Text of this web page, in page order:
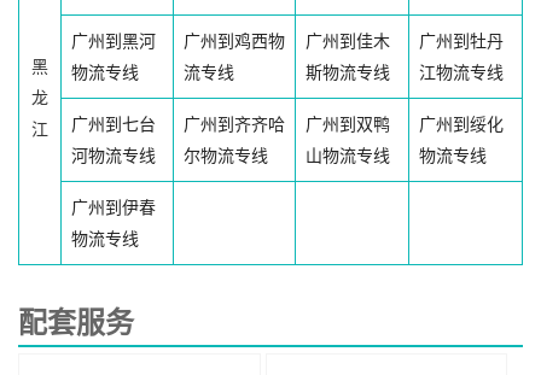
黑
龙
江
广州到黑河
物流专线
广州到鸡西物
流专线
广州到佳木
斯物流专线
广州到牡丹
江物流专线
广州到七台
河物流专线
广州到齐齐哈
尔物流专线
广州到双鸭
山物流专线
广州到绥化
物流专线
广州到伊春
物流专线
配套服务